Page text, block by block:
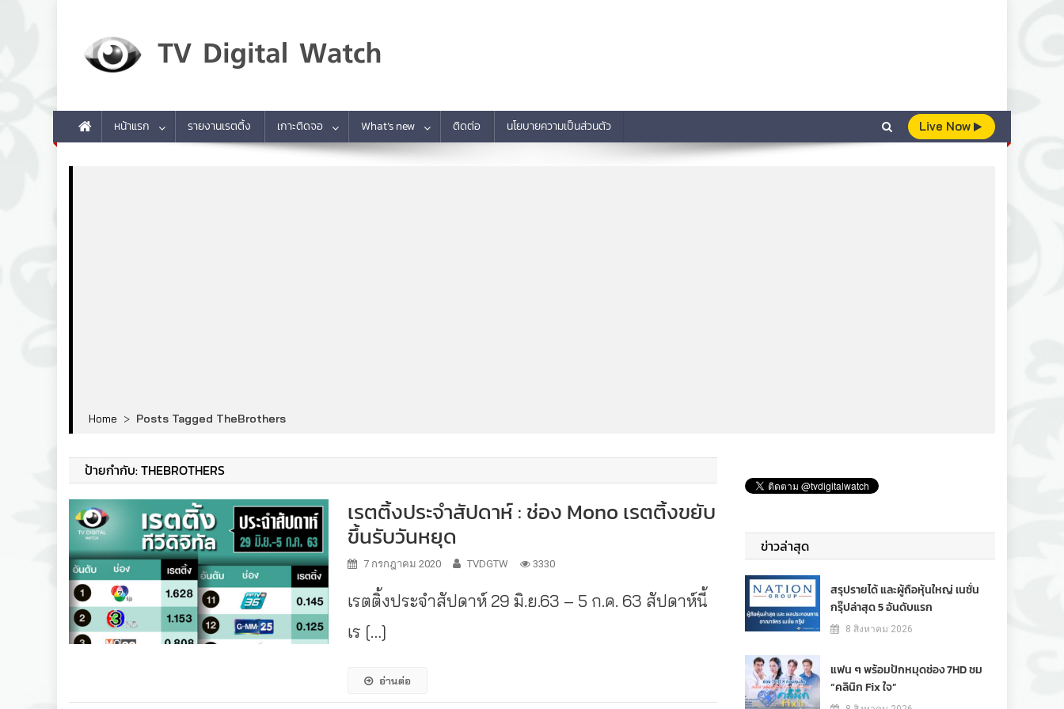
หน้าแรก รายงานเรตติ้ง เกาะติดจอ What’s new ติดต่อ นโยบายความเป็นส่วนตัว Live Now
Home > Posts Tagged TheBrothers
ป้ายกำกับ:THEBROTHERS
เรตติ้งประจำสัปดาห์ : ช่อง Mono เรตติ้งขยับ
ขึ้นรับวันหยุด
7 กรกฎาคม 2020 TVDGTW 3330
เรตติ้งประจำสัปดาห์ 29 มิ.ย.63 – 5 ก.ค. 63 สัปดาห์นี้
เร […]
อ่านต่อ
ข่าวล่าสุด
สรุปรายได้ และผู้ถือหุ้นใหญ่ เนชั่น
กรุ๊ปล่าสุด 5 อันดับแรก
8 สิงหาคม 2026
แฟน ๆ พร้อมปักหมุดช่อง 7HD ชม
“คลินิก Fix ใจ”